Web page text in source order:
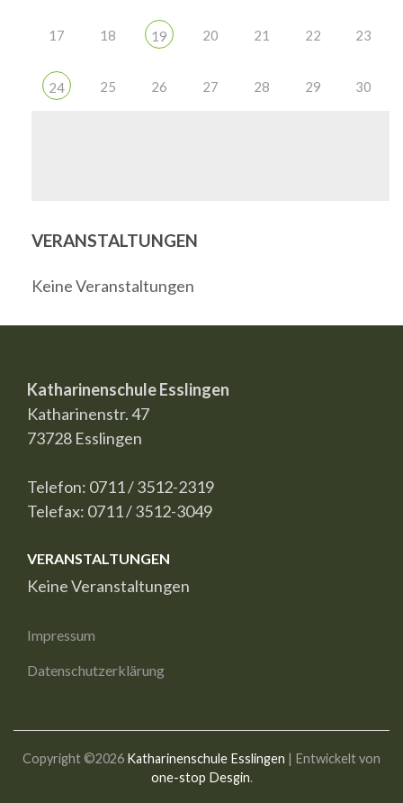
17 18 19 20 21 22 23
24 25 26 27 28 29 30
VERANSTALTUNGEN
Keine Veranstaltungen
Katharinenschule Esslingen
Katharinenstr. 47
73728 Esslingen
Telefon: 0711 / 3512-2319
Telefax: 0711 / 3512-3049
VERANSTALTUNGEN
Keine Veranstaltungen
Impressum
Datenschutzerklärung
Copyright ©2026 Katharinenschule Esslingen | Entwickelt von
one-stop Desgin.